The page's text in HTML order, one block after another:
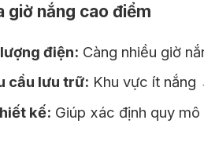
giờ nắng cao điểm
điện: Càng nhiều giờ
cầu lưu trữ: Khu vực ít nắng
kế: Giúp xác định quy